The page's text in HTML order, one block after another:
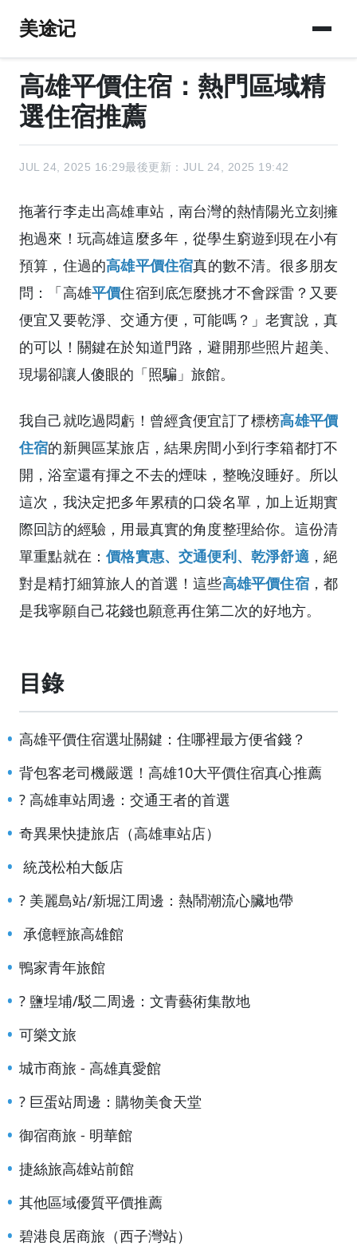
美途记
高雄平價住宿：熱門區域精
選住宿推薦
JUL 24, 2025 16:29最後更新：JUL 24, 2025 19:42
拖著行李走出高雄車站，南台灣的熱情陽光立刻擁
抱過來！玩高雄這麼多年，從學生窮遊到現在小有
預算，住過的高雄平價住宿真的數不清。很多朋友
問：「高雄平價住宿到底怎麼挑才不會踩雷？又要
便宜又要乾淨、交通方便，可能嗎？」老實說，真
的可以！關鍵在於知道門路，避開那些照片超美、
現場卻讓人傻眼的「照騙」旅館。
我自己就吃過悶虧！曾經貪便宜訂了標榜高雄平價
住宿的新興區某旅店，結果房間小到行李箱都打不
開，浴室還有揮之不去的煙味，整晚沒睡好。所以
這次，我決定把多年累積的口袋名單，加上近期實
際回訪的經驗，用最真實的角度整理給你。這份清
單重點就在：價格實惠、交通便利、乾淨舒適，絕
對是精打細算旅人的首選！這些高雄平價住宿，都
是我寧願自己花錢也願意再住第二次的好地方。
目錄
高雄平價住宿選址關鍵：住哪裡最方便省錢？
背包客老司機嚴選！高雄10大平價住宿真心推薦
? 高雄車站周邊：交通王者的首選
奇異果快捷旅店（高雄車站店）
統茂松柏大飯店
? 美麗島站/新堀江周邊：熱鬧潮流心臟地帶
承億輕旅高雄館
鴨家青年旅館
? 鹽埕埔/駁二周邊：文青藝術集散地
可樂文旅
城市商旅 - 高雄真愛館
? 巨蛋站周邊：購物美食天堂
御宿商旅 - 明華館
捷絲旅高雄站前館
其他區域優質平價推薦
碧港良居商旅（西子灣站）